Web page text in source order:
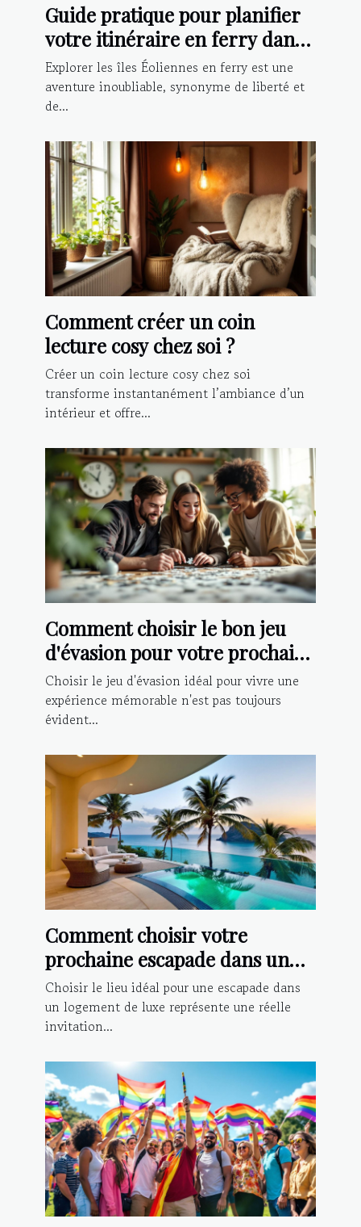
Guide pratique pour planifier
votre itinéraire en ferry dans
les îles Éoliennes
Explorer les îles Éoliennes en ferry est une
aventure inoubliable, synonyme de liberté et
de...
Comment créer un coin
lecture cosy chez soi ?
Créer un coin lecture cosy chez soi
transforme instantanément l’ambiance d’un
intérieur et offre...
Comment choisir le bon jeu
d'évasion pour votre prochaine
aventure ?
Choisir le jeu d'évasion idéal pour vivre une
expérience mémorable n'est pas toujours
évident...
Comment choisir votre
prochaine escapade dans un
logement de luxe ?
Choisir le lieu idéal pour une escapade dans
un logement de luxe représente une réelle
invitation...